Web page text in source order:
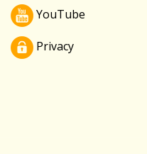
YouTube
Privacy